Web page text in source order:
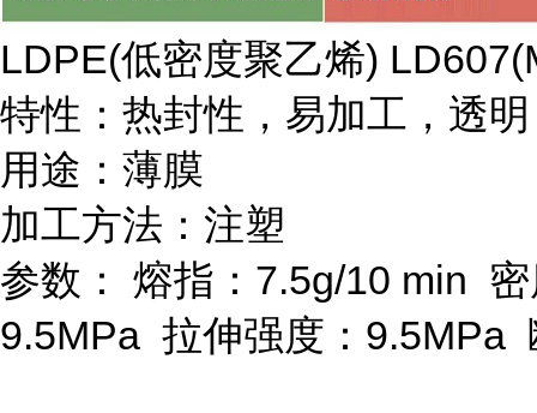
LDPE(低密度聚乙烯)
特性：热封性，易加工，透明
用途：薄膜
加工方法：注塑
参数：
熔指： 7.5g/10 min
9.5MPa 拉伸强度： 9.5MPa